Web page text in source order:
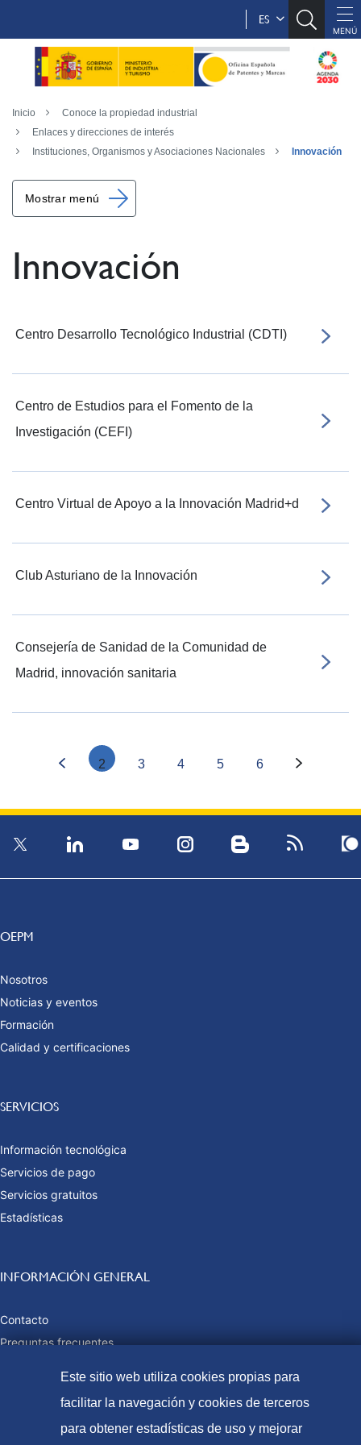
ES
Inicio
Conoce la propiedad industrial
Enlaces y direcciones de interés
Instituciones, Organismos y Asociaciones Nacionales
Innovación
Mostrar menú
Innovación
Centro Desarrollo Tecnológico Industrial (CDTI)
Centro de Estudios para el Fomento de la
Investigación (CEFI)
Centro Virtual de Apoyo a la Innovación Madrid+d
Club Asturiano de la Innovación
Consejería de Sanidad de la Comunidad de
Madrid, innovación sanitaria
2 3 4 5 6
OEPM
Nosotros
Noticias y eventos
Formación
Calidad y certificaciones
SERVICIOS
Información tecnológica
Servicios de pago
Servicios gratuitos
Estadísticas
INFORMACIÓN GENERAL
Contacto
Preguntas frecuentes
Este sitio web utiliza cookies propias para
facilitar la navegación y cookies de terceros
para obtener estadísticas de uso y mejorar